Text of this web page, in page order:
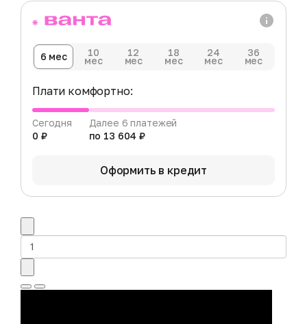
6 мес 10
мес
12
мес
18
мес
24
мес
36
мес
Плати комфортно:
Сегодня
0 ₽
Далее 6 платежей
по 13 604 ₽
Оформить в кредит